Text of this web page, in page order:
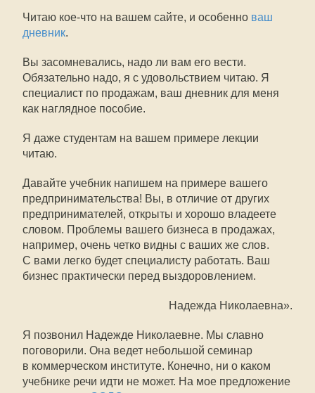
Читаю кое-что на вашем сайте, и особенно ваш
дневник.
Вы засомневались, надо ли вам его вести.
Обязательно надо, я с удовольствием читаю. Я 
специалист по продажам, ваш дневник для меня
как наглядное пособие.
Я даже студентам на вашем примере лекции
читаю.
Давайте учебник напишем на примере вашего
предпринимательства! Вы, в отличие от других
предпринимателей, открыты и хорошо владеете
словом. Проблемы вашего бизнеса в продажах,
например, очень четко видны с ваших же слов.
С вами легко будет специалисту работать. Ваш
бизнес практически перед выздоровлением.
Надежда Николаевна».
Я позвонил Надежде Николаевне. Мы славно
поговорили. Она ведет небольшой семинар
в коммерческом институте. Конечно, ни о каком
учебнике речи идти не может. На мое предложение